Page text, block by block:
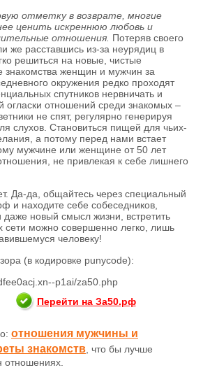
отметку в возврате, многие
ценить искреннюю любовь и
отношения. Потеряв своего
же расставшись из-за неурядиц в
решиться на новые, чистые
женщин и мужчин за
окружения редко проходят
спутников нервничать и
огласки отношений среди знакомых –
не спят, регулярно генерируя
слухов. Становиться пищей для чьих-
а потому перед нами встает
мужчине или женщине от 50 лет
не привлекая к себе лишнего
Да-да, общайтесь через специальный
и находите себе собеседников,
даже новый смысл жизни, встретить
сети можно совершенно легко, лишь
человеку!
(в кодировке punycode):
p1ai/za50.php
Перейти на За50.рф
отношения мужчины и
знакомств , что бы лучше
отношениях.